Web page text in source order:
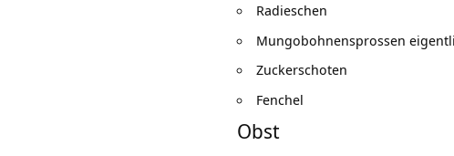
Radieschen
Mungobohnensprossen
Zuckerschoten
Fenchel
Obst